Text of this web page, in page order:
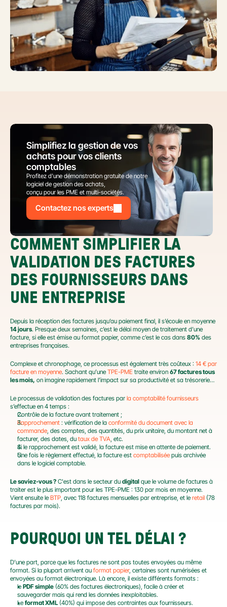
Simplifiez la gestion de vos
achats pour vos clients
comptables
Profitez d’une démonstration gratuite de notre
logiciel de gestion des achats,
conçu pour les PME et multi-sociétés.
Contactez nos experts
COMMENT SIMPLIFIER LA
VALIDATION DES FACTURES
DES FOURNISSEURS DANS
UNE ENTREPRISE
14 jours. Presque deux semaines, c’est le délai moyen de traitement d’une
facture, si elle est émise au format papier, comme c’est le cas dans 80% des
entreprises françaises.
Complexe et chronophage, ce processus est également très coûteux : 14 € par
facture en moyenne. Sachant qu’une TPE-PME traite environ 67 factures tous
les mois, on imagine rapidement l’impact sur sa productivité et sa trésorerie…
Le processus de validation des factures par la comptabilité fournisseurs
s’effectue en 4 temps :
Contrôle de la facture avant traitement ;
Rapprochement : vérification de la conformité du document avec la
commande, des comptes, des quantités, du prix unitaire, du montant net à
facturer, des dates, du taux de TVA, etc.
Si le rapprochement est validé, la facture est mise en attente de paiement.
Une fois le règlement effectué, la facture est comptabilisée puis archivée
dans le logiciel comptable.
Le saviez-vous ? C'est dans le secteur du digital que le volume de factures à
traiter est le plus important pour les TPE-PME : 130 par mois en moyenne.
Vient ensuite le BTP, avec 118 factures mensuelles par entreprise, et le retail (78
factures par mois).
POURQUOI UN TEL DÉLAI ?
D’une part, parce que les factures ne sont pas toutes envoyées au même
format. Si la plupart arrivent au format papier, certaines sont numérisées et
envoyées au format électronique. Là encore, il existe différents formats :
le PDF simple (60% des factures électroniques), facile à créer et
sauvegarder mais qui rend les données inexploitables.
Le format XML (40%) qui impose des contraintes aux fournisseurs.